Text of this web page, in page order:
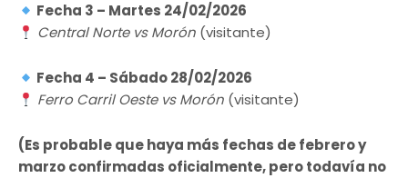
Fecha 3 – Martes 24/02/2026
Central Norte vs Morón (visitante)
Fecha 4 – Sábado 28/02/2026
Ferro Carril Oeste vs Morón (visitante)
(Es probable que haya más fechas de febrero y
marzo confirmadas oficialmente, pero todavía no